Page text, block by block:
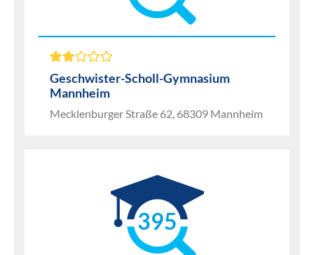
Geschwister-Scholl-Gymnasium
Mannheim
Mecklenburger Straße 62, 68309 Mannheim
395